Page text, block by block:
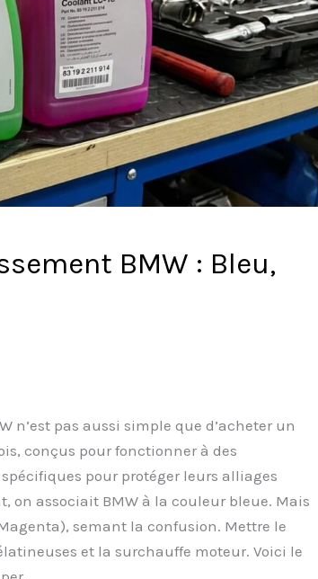
BMW : Bleu,
n’est pas aussi simple que d’acheter un
conçus pour fonctionner à des
pour protéger leurs alliages
associait BMW à la couleur bleue. Mais
semant la confusion. Mettre le
et la surchauffe moteur. Voici le